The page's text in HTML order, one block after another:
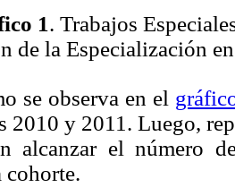
1. Trabajos
de la Especialización
se observa en el
2010 y 2011. Luego,
alcanzar el número
cohorte.